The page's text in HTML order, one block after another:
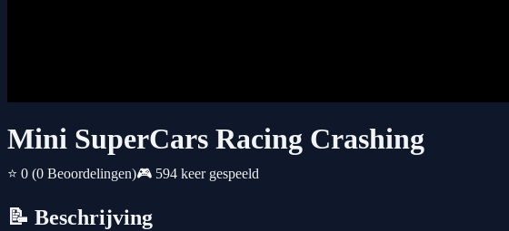
Mini SuperCars Racing Crashing
⭐ 0 (0 Beoordelingen)🎮 594 keer gespeeld
📝 Beschrijving